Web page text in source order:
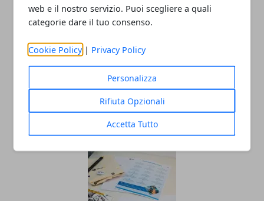
web e il nostro servizio. Puoi scegliere a quali
categorie dare il tuo consenso.
Cookie Policy | Privacy Policy
Personalizza
Rifiuta Opzionali
Accetta Tutto
Movida in Italia: quali sono le città più